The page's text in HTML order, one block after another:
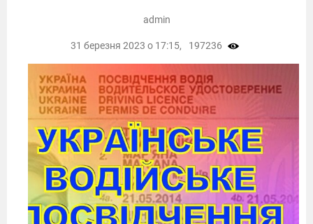
admin
31 березня 2023 о 17:15, 197236